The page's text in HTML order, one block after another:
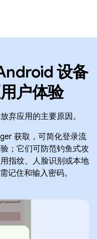
设备
户体验
弃应用的主要原因。
获取，可简化登录流
；它们可防范钓鱼式攻
指纹、人脸识别或本地
记住和输入密码。